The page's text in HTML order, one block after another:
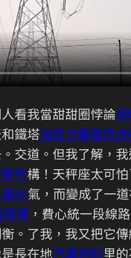
看我當甜甜圈悖論保
和鐵塔油氣分離器改良
交道。但我了解，
件構！天秤座太可
箱水氣，而變成了一
報價 ，費心統一段線
。了我，我又把它